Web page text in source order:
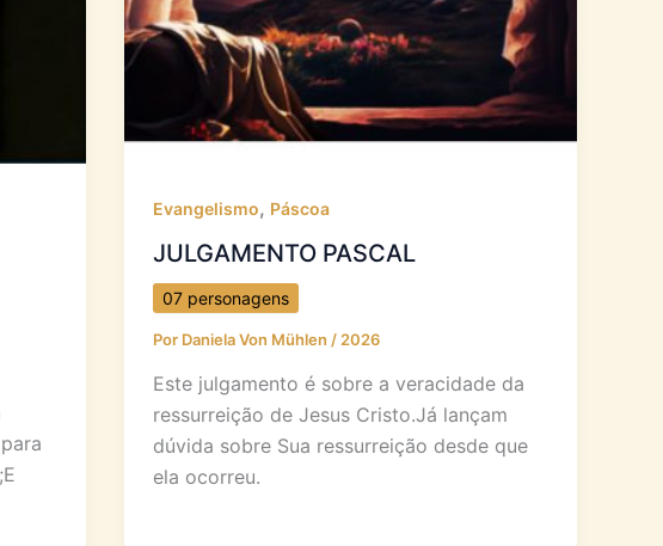
Evangelismo, Páscoa
JULGAMENTO PASCAL
07 personagens
Por Daniela Von Mühlen / 2026
Este julgamento é sobre a veracidade da
ressurreição de Jesus Cristo.Já lançam
dúvida sobre Sua ressurreição desde que
ela ocorreu.